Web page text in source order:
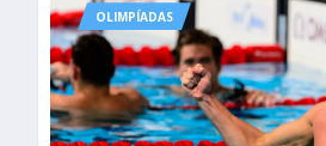
OLIMPÍADAS